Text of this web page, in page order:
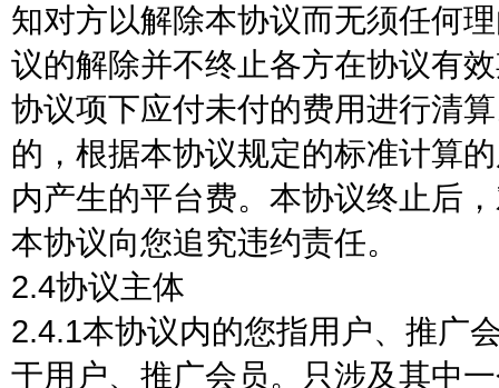
知对方以解除本协议而无须任何
议的解除并不终止各方在协议有
协议项下应付未付的费用进行清
的，根据本协议规定的标准计算
内产生的平台费。本协议终止后
本协议向您追究违约责任。
2.4协议主体
2.4.1本协议内的您指用户、推广
于用户、推广会员。只涉及其中